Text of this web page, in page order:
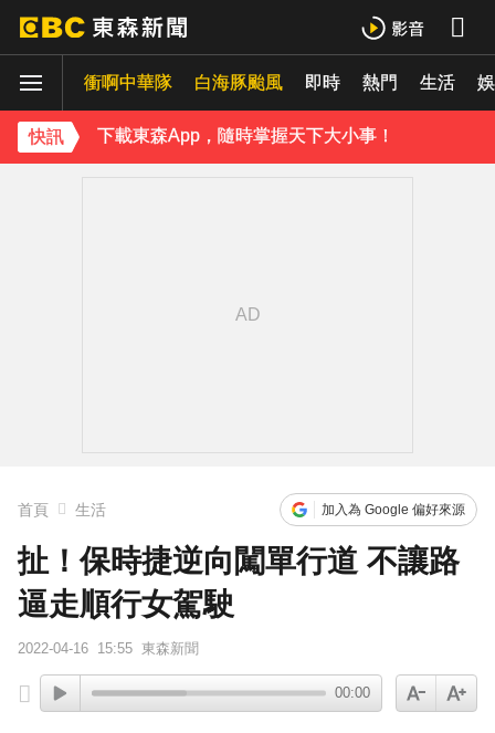
衝啊中華隊 白海豚颱風 即時 熱門 生活
快訊
《理財達人秀》X 安聯投信免費講座報名中！搶先卡位 2027
下載東森App，隨時掌握天下大小事！
首頁 生活 加入為 Google 偏好來源
扯！保時捷逆向闖單行道 不讓路
逼走順行女駕駛
2022-04-16 15:55 東森新聞
00:00